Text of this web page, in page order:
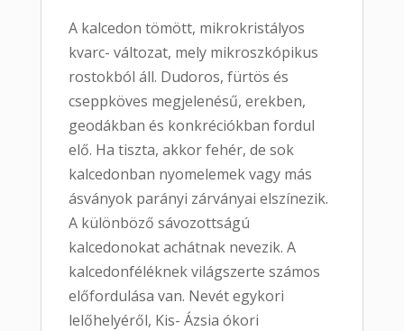
A kalcedon tömött, mikrokristályos
kvarc- változat, mely mikroszkópikus
rostokból áll. Dudoros, fürtös és
cseppköves megjelenésű, erekben,
geodákban és konkréciókban fordul
elő. Ha tiszta, akkor fehér, de sok
kalcedonban nyomelemek vagy más
ásványok parányi zárványai elszínezik.
A különböző sávozottságú
kalcedonokat achátnak nevezik. A
kalcedonféléknek világszerte számos
előfordulása van. Nevét egykori
lelőhelyéről, Kis- Ázsia ókori